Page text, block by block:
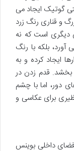
گوتیک ایجاد می
و قناری رنگ زرد
دیگری است که نه
آورد، بلکه با رنگ
ایجاد کرده و به
قدم زدن در
دور، اما با چشم
برای عکاسی و
داخلی بوینس